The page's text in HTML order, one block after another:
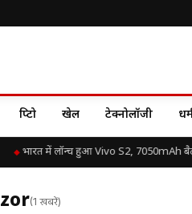
क्रिप्टो खेल टेक्नोलॉजी
भारत में लॉन्च हुआ Vivo S2, 7050mAh
(1 खबरें)